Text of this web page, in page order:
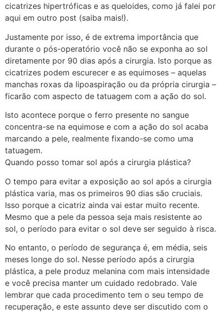
cicatrizes hipertróficas e as queloides, como já falei por
aqui em outro post (saiba mais!).
Justamente por isso, é de extrema importância que
durante o pós-operatório você não se exponha ao sol
diretamente por 90 dias após a cirurgia. Isto porque as
cicatrizes podem escurecer e as equimoses – aquelas
manchas roxas da lipoaspiração ou da própria cirurgia –
ficarão com aspecto de tatuagem com a ação do sol.
Isto acontece porque o ferro presente no sangue
concentra-se na equimose e com a ação do sol acaba
marcando a pele, realmente fixando-se como uma
tatuagem.
Quando posso tomar sol após a cirurgia plástica?
O tempo para evitar a exposição ao sol após a cirurgia
plástica varia, mas os primeiros 90 dias são cruciais.
Isso porque a cicatriz ainda vai estar muito recente.
Mesmo que a pele da pessoa seja mais resistente ao
sol, o período para evitar o sol deve ser seguido à risca.
No entanto, o período de segurança é, em média, seis
meses longe do sol. Nesse período após a cirurgia
plástica, a pele produz melanina com mais intensidade
e você precisa manter um cuidado redobrado. Vale
lembrar que cada procedimento tem o seu tempo de
recuperação, e este assunto deve ser discutido com o